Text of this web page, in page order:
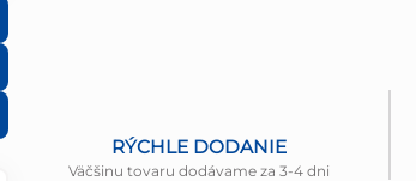
RÝCHLE DODANIE
Väčšinu tovaru dodávame za 3-4 dni